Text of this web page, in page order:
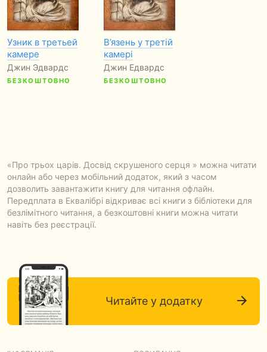
Власть в церкви
Виталий Петренко
Путь домой
Линдси Досс
Хроники
необъявленной
войны. Война.
Украина. 2014
Елисей Пронин
Узник в третьей
камере
Джин Эдвардс
БЕЗКОШТОВНО
В’язень у третій
камері
Джин Едвардс
БЕЗКОШТОВНО
Про трьох царів.
Досвід скрушеного
БЕЗКОШТОВНО
«Про трьох царів. Досвід скрушеного серця » можна читати
онлайн або через мобільний додаток, який з часом
дозволить завантажити книгу для читання офлайн.
Передплата в Еквалібрі відкриває всі книги з бібліотеки для
безлімітного читання, а безкоштовні книги можна читати
навіть без реєстрації.
Читайте у додатку